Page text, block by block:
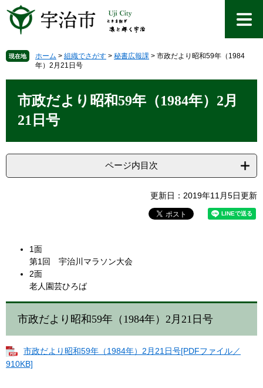
先
で
を
ば
へ
現在地 ホーム > 組織でさがす > 秘書広報課 > 市政だより昭和59年（1984
年）2月21日号
市政だより昭和59年（1984年）2月
21日号
ページ内目次
更新日：2019年11月5日更新
1面
第1回 宇治川マラソン大会
2面
老人園芸ひろば
市政だより昭和59年（1984年）2月21日号
市政だより昭和59年（1984年）2月21日号[PDFファイル／
910KB]